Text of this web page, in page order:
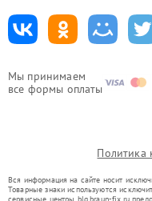
Мы принимаем
все формы оплаты
Политика
Вся информация на сайте носит
Товарные знаки используются